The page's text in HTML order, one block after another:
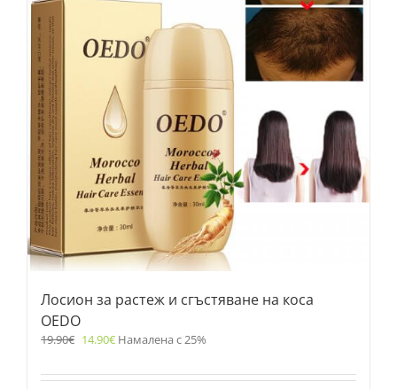
Лосион за растеж и сгъстяване на коса
OEDO
19.90€ 14.90€ Намалена с 25%